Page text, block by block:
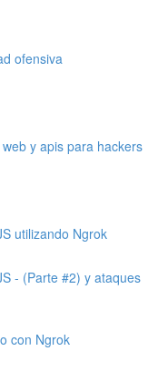
ofensiva
y apis para hackers
utilizando Ngrok
- (Parte #2) y ataques
con Ngrok